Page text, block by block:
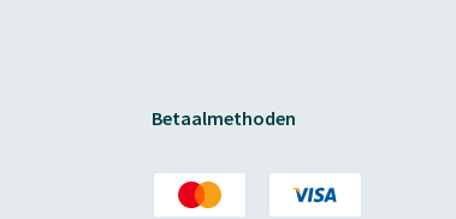
Betaalmethoden